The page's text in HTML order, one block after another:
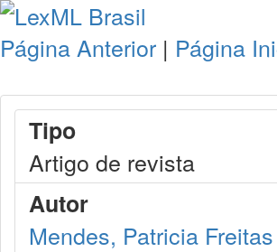
Página Anterior | Página
Tipo
Artigo de revista
Autor
Mendes, Patricia Freitas